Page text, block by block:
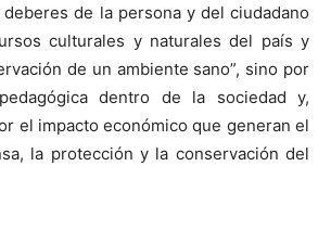
de la persona y del ciudadano
culturales y naturales del país y
de un ambiente sano”, sino por
dentro de la sociedad y,
el impacto económico que generan el
la protección y la conservación del